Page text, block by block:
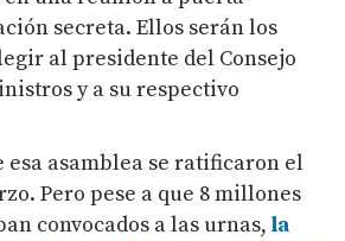
secreta. Ellos serán los
al presidente del Consejo
y a su respectivo
esa asamblea se ratificaron el
Pero pese a que 8 millones
convocados a las urnas, la